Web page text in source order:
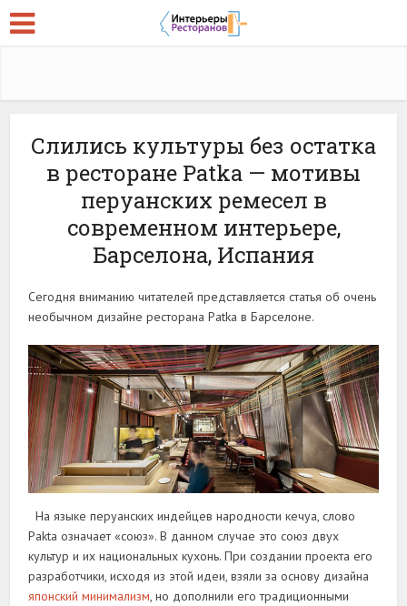
Слились культуры без остатка
в ресторане Patka — мотивы
перуанских ремесел в
современном интерьере,
Барселона, Испания
Сегодня вниманию читателей представляется статья об очень
необычном дизайне ресторана Patka в Барселоне.
На языке перуанских индейцев народности кечуа, слово
Pakta означает «союз». В данном случае это союз двух
культур и их национальных кухонь. При создании проекта его
разработчики, исходя из этой идеи, взяли за основу дизайна
японский минимализм, но дополнили его традиционными